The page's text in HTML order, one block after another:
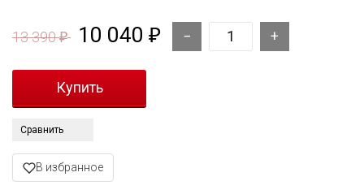
13 390₽ 10 040 ₽
Сравнить
В избранное